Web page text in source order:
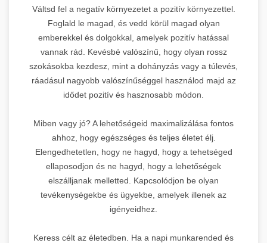
Váltsd fel a negatív környezetet a pozitív környezettel.
Foglald le magad, és vedd körül magad olyan
emberekkel és dolgokkal, amelyek pozitív hatással
vannak rád. Kevésbé valószínű, hogy olyan rossz
szokásokba kezdesz, mint a dohányzás vagy a túlevés,
ráadásul nagyobb valószínűséggel használod majd az
idődet pozitív és hasznosabb módon.
Miben vagy jó? A lehetőségeid maximalizálása fontos
ahhoz, hogy egészséges és teljes életet élj.
Elengedhetetlen, hogy ne hagyd, hogy a tehetséged
ellaposodjon és ne hagyd, hogy a lehetőségek
elszálljanak melletted. Kapcsolódjon be olyan
tevékenységekbe és ügyekbe, amelyek illenek az
igényeidhez.
Keress célt az életedben. Ha a napi munkarended és